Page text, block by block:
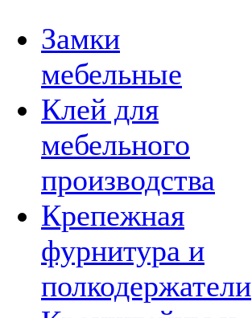
Замки
мебельные
Клей для
мебельного
производства
Крепежная
фурнитура и
полкодержатели